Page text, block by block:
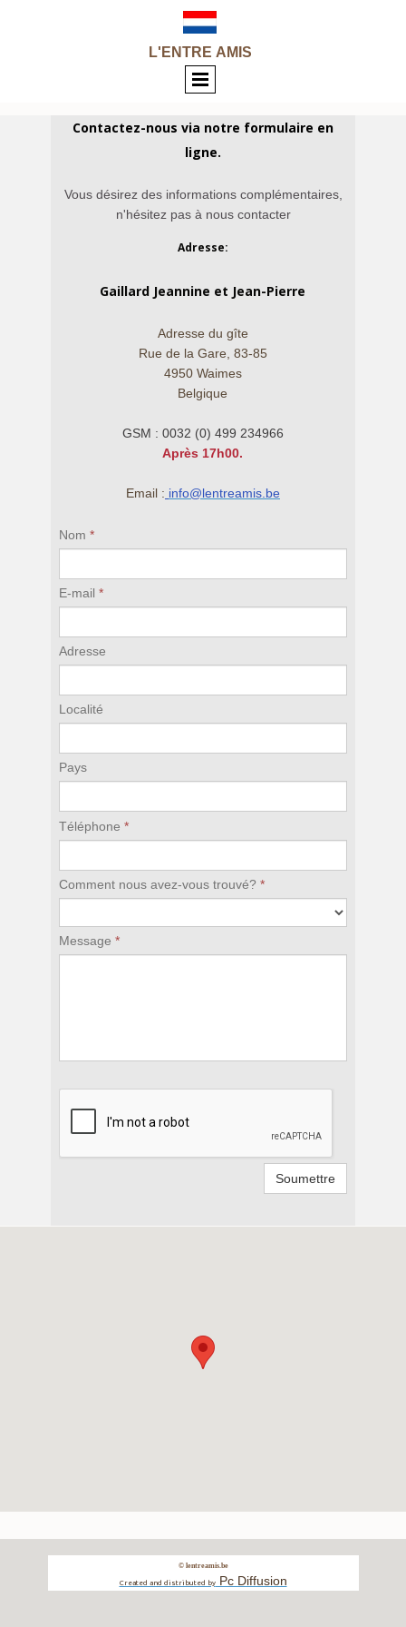
L'ENTRE AMIS
Contactez-nous via notre formulaire en
ligne.
Vous désirez des informations complémentaires,
n'hésitez pas à nous contacter
Adresse:
Gaillard Jeannine et Jean-Pierre
Adresse du gîte
Rue de la Gare, 83-85
4950 Waimes
Belgique
GSM : 0032 (0) 499 234966
Après 17h00.
Email : info@lentreamis.be
Nom *
E-mail *
Adresse
Localité
Pays
Téléphone *
Comment nous avez-vous trouvé? *
Message *
Soumettre
© lentreamis.be
Created and distributed byPc Diffusion